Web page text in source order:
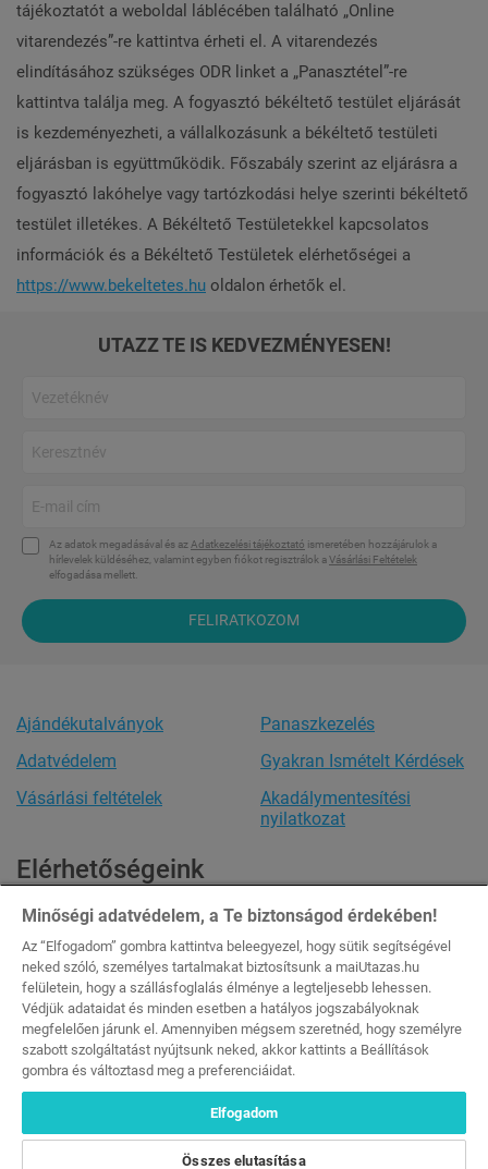
tájékoztatót a weboldal láblécében található „Online
vitarendezés”-re kattintva érheti el. A vitarendezés
elindításához szükséges ODR linket a „Panasztétel”-re
kattintva találja meg. A fogyasztó békéltető testület eljárását
is kezdeményezheti, a vállalkozásunk a békéltető testületi
eljárásban is együttműködik. Főszabály szerint az eljárásra a
fogyasztó lakóhelye vagy tartózkodási helye szerinti békéltető
testület illetékes. A Békéltető Testületekkel kapcsolatos
információk és a Békéltető Testületek elérhetőségei a
https://www.bekeltetes.hu oldalon érhetők el.
UTAZZ TE IS KEDVEZMÉNYESEN!
Az adatok megadásával és az Adatkezelési tájékoztató ismeretében hozzájárulok a
hírlevelek küldéséhez, valamint egyben fiókot regisztrálok aVásárlási Feltételek
elfogadása mellett.
FELIRATKOZOM
Ajándékutalványok
Adatvédelem
Vásárlási feltételek
Panaszkezelés
Gyakran Ismételt Kérdések
Akadálymentesítési
nyilatkozat
Elérhetőségeink
Ügyfélszolgálat
Minden nap: 8:00-20:00
Tel.:+36 20 444 1484
Email:info@maiutazas.hu
Aktív igénybe vevők átlagos havi száma a 2025. július 1. és 2025.
december 31. közötti időszakra vonatkozóan: 1 648 467
DSA Éves átláthatósági jelentés 2025. február 17. – 2025.
december 31. [Letöltés]
DSA Éves átláthatósági jelentés 2024. február 17. – 2025. február
Minőségi adatvédelem, a Te biztonságod érdekében!
Az “Elfogadom” gombra kattintva beleegyezel, hogy sütik segítségével
neked szóló, személyes tartalmakat biztosítsunk a maiUtazas.hu
felületein, hogy a szállásfoglalás élménye a legteljesebb lehessen.
Védjük adataidat és minden esetben a hatályos jogszabályoknak
megfelelően járunk el. Amennyiben mégsem szeretnéd, hogy személyre
szabott szolgáltatást nyújtsunk neked, akkor kattints a Beállítások
gombra és változtasd meg a preferenciáidat.
Elfogadom
Összes elutasítása